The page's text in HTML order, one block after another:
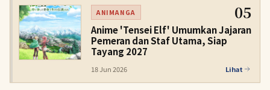
ANIMANGA 05
Anime 'Tensei Elf' Umumkan Jajaran
Pemeran dan Staf Utama, Siap
Tayang 2027
18 Jun 2026 Lihat